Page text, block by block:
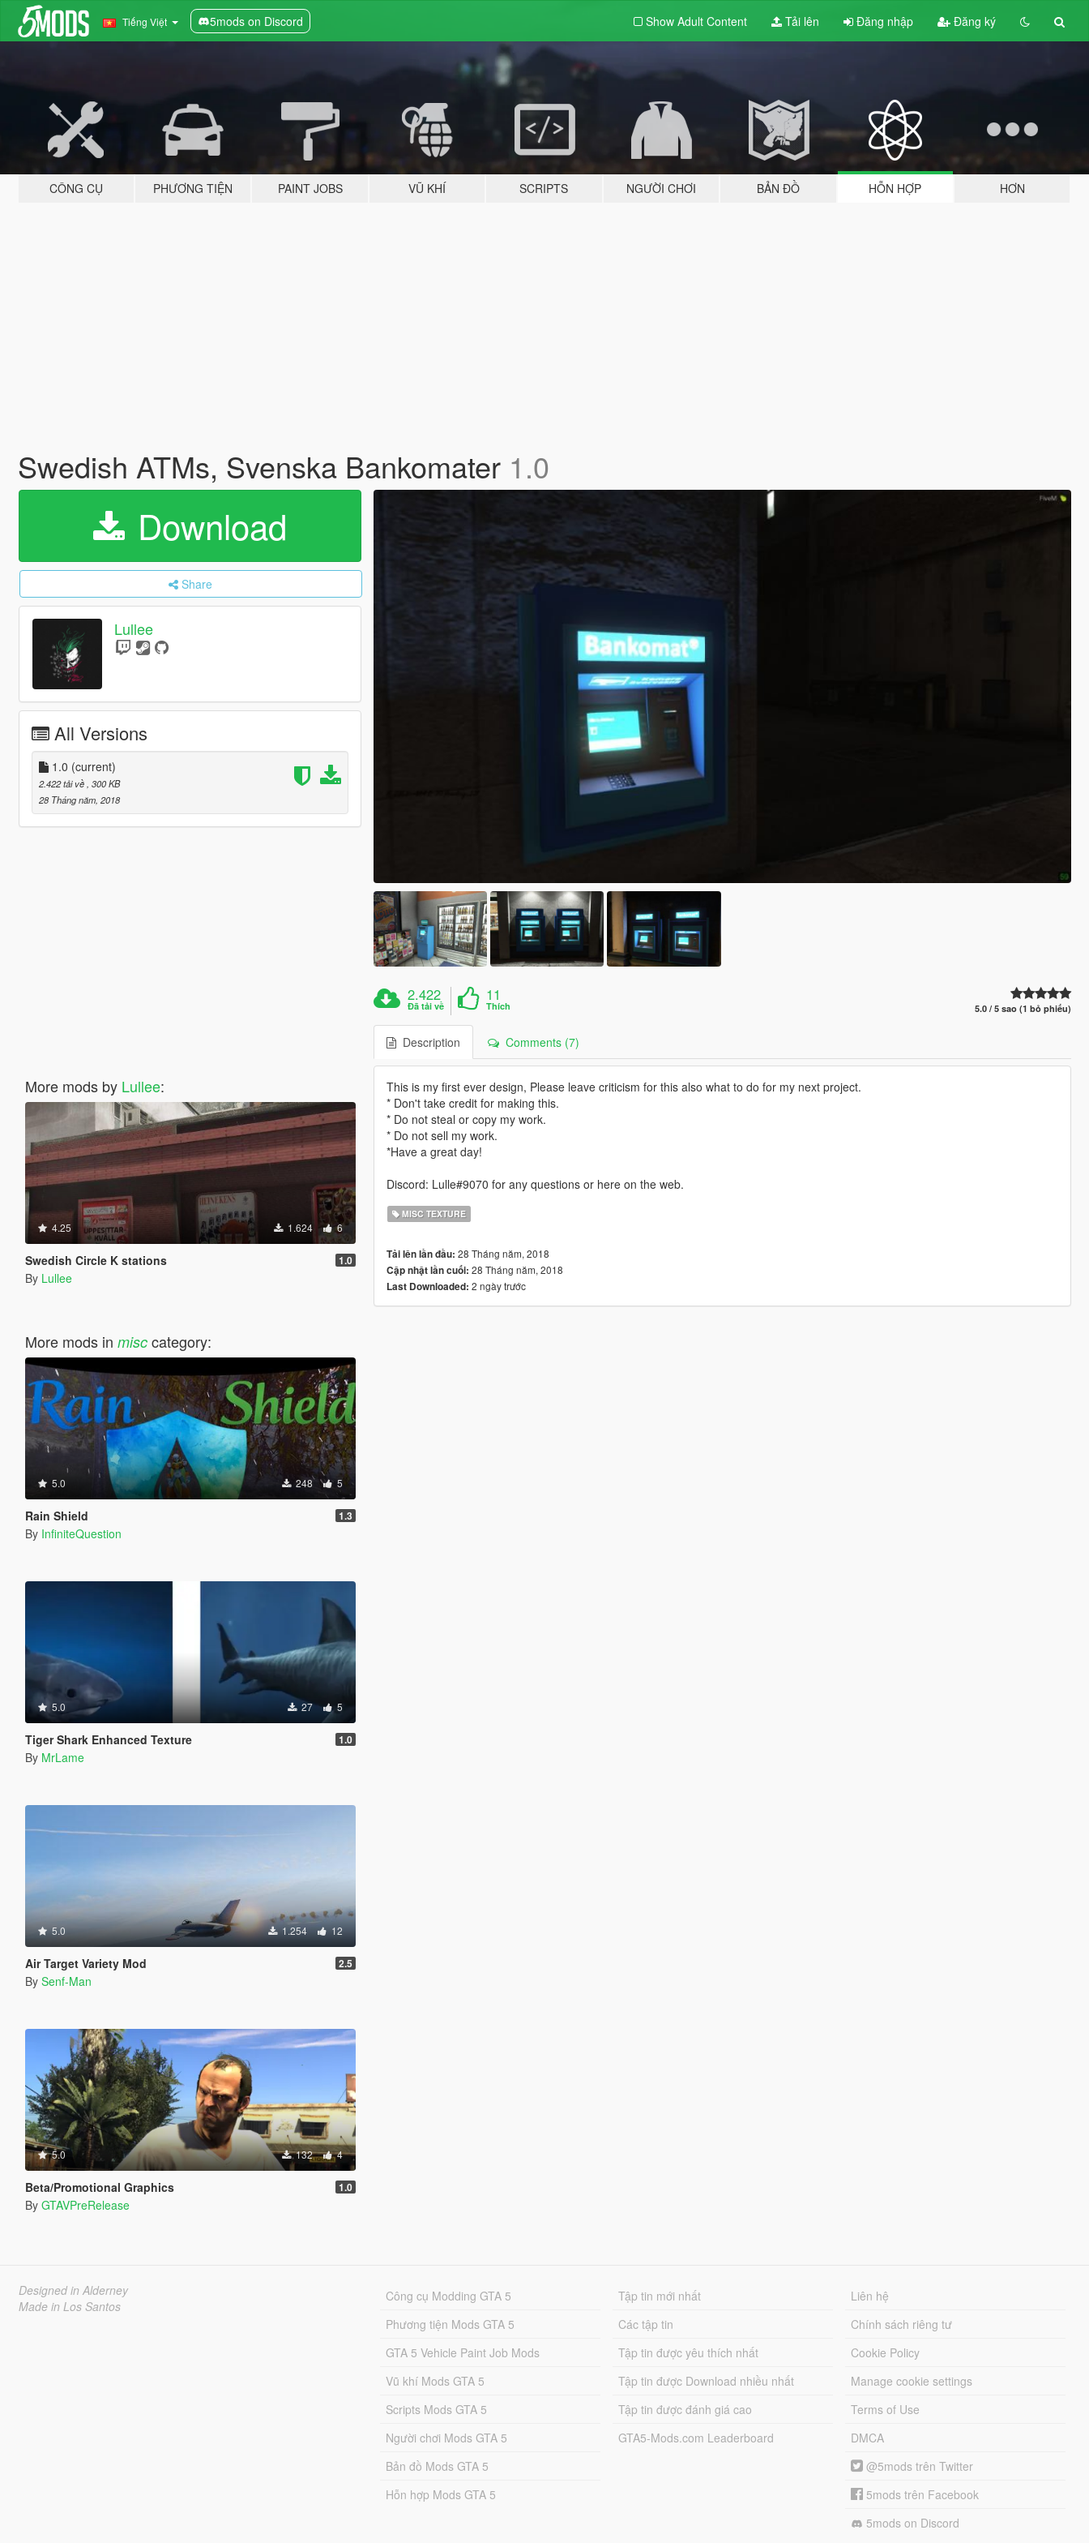
Tiếng Việt 5mods on Discord Show Adult Content Tải lên Đăng nhập Đăng ký
CÔNG CỤ PHƯƠNG TIỆN PAINT JOBS VŨ KHÍ SCRIPTS NGƯỜI CHƠI BẢN ĐỒ HỖN HỢP HƠN
Swedish ATMs, Svenska Bankomater 1.0
Download
Share
Lullee
All Versions
1.0 (current)
2.422 tải về , 300 KB
28 Tháng năm, 2018
More mods by Lullee:
4.25 1.624 6
Swedish Circle K stations 1.0
By Lullee
More mods in misccategory:
5.0 248 5
Rain Shield 1.3
By InfiniteQuestion
5.0 27 5
Tiger Shark Enhanced Texture 1.0
By MrLame
5.0 1.254 12
Air Target Variety Mod 2.5
By Senf-Man
5.0 132 4
Beta/Promotional Graphics 1.0
By GTAVPreRelease
2.422
Đã tải về
11
Thích 5.0 / 5 sao (1 bỏ phiếu)
Description Comments (7)
This is my first ever design, Please leave criticism for this also what to do for my next project.
* Don't take credit for making this.
* Do not steal or copy my work.
* Do not sell my work.
*Have a great day!
Discord: Lulle#9070 for any questions or here on the web.
MISC TEXTURE
Tải lên lần đầu: 28 Tháng năm, 2018
Cập nhật lần cuối: 28 Tháng năm, 2018
Last Downloaded: 2 ngày trước
Designed in Alderney
Made in Los Santos
Công cụ Modding GTA 5
Phương tiện Mods GTA 5
GTA 5 Vehicle Paint Job Mods
Vũ khí Mods GTA 5
Scripts Mods GTA 5
Người chơi Mods GTA 5
Bản đồ Mods GTA 5
Hỗn hợp Mods GTA 5
Tập tin mới nhất
Các tập tin
Tập tin được yêu thích nhất
Tập tin được Download nhiều nhất
Tập tin được đánh giá cao
GTA5-Mods.com Leaderboard
Liên hệ
Chính sách riêng tư
Cookie Policy
Manage cookie settings
Terms of Use
DMCA
@5mods trên Twitter
5mods trên Facebook
5mods on Discord